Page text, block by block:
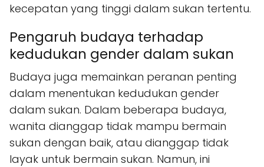
kecepatan yang tinggi dalam sukan tertentu.
Pengaruh budaya terhadap
kedudukan gender dalam sukan
Budaya juga memainkan peranan penting
dalam menentukan kedudukan gender
dalam sukan. Dalam beberapa budaya,
wanita dianggap tidak mampu bermain
sukan dengan baik, atau dianggap tidak
layak untuk bermain sukan. Namun, ini